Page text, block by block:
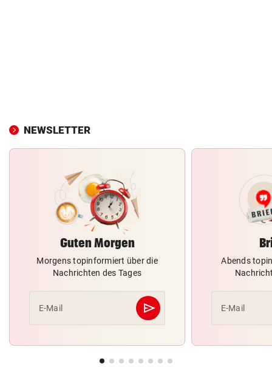
NEWSLETTER
Guten Morgen
Morgens topinformiert über die
Nachrichten des Tages
E-Mail send
Abschicken
Abends
E-Mail